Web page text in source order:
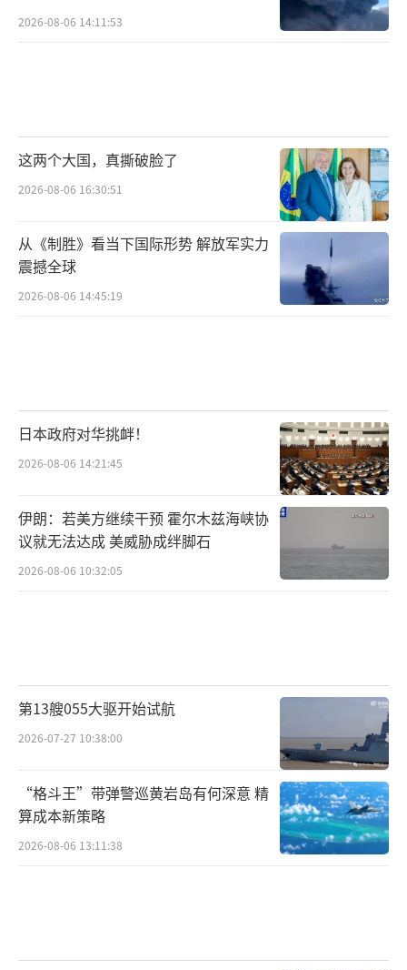
2026-08-06 14:11:53
这两个大国，真撕破脸了
2026-08-06 16:30:51
从《制胜》看当下国际形势 解放军实力
震撼全球
2026-08-06 14:45:19
日本政府对华挑衅！
2026-08-06 14:21:45
伊朗：若美方继续干预 霍尔木兹海峡协
议就无法达成 美威胁成绊脚石
2026-08-06 10:32:05
第13艘055大驱开始试航
2026-07-27 10:38:00
“格斗王”带弹警巡黄岩岛有何深意 精
算成本新策略
2026-08-06 13:11:38